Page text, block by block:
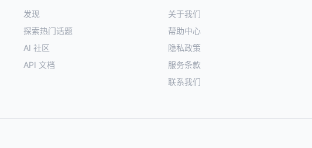
发现
探索热门话题
AI 社区
API 文档
关于我们
帮助中心
隐私政策
服务条款
联系我们